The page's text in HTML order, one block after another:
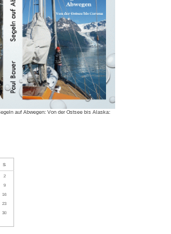
auf Abwegen: Von der Ostsee bis Alaska:
S
2
9
16
23
30